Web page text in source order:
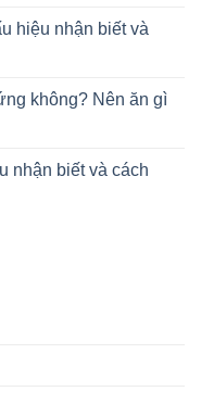
hiệu nhận biết và
không? Nên ăn gì
nhận biết và cách